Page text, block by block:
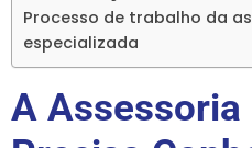
Processo de trabalho da
especializada
A Assessoria